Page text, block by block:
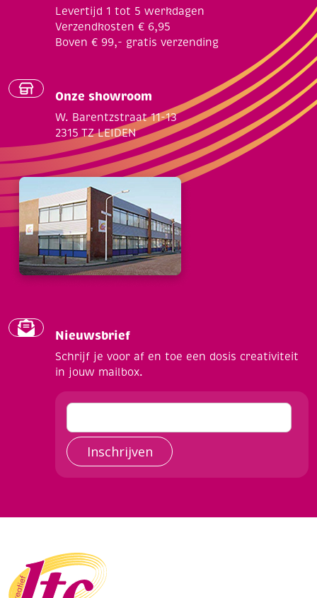
Levertijd 1 tot 5 werkdagen
Verzendkosten € 6,95
Boven € 99,- gratis verzending
Onze showroom
W. Barentzstraat 11-13
2315 TZ LEIDEN
Nieuwsbrief
Schrijf je voor af en toe een dosis creativiteit
in jouw mailbox.
Inschrijven